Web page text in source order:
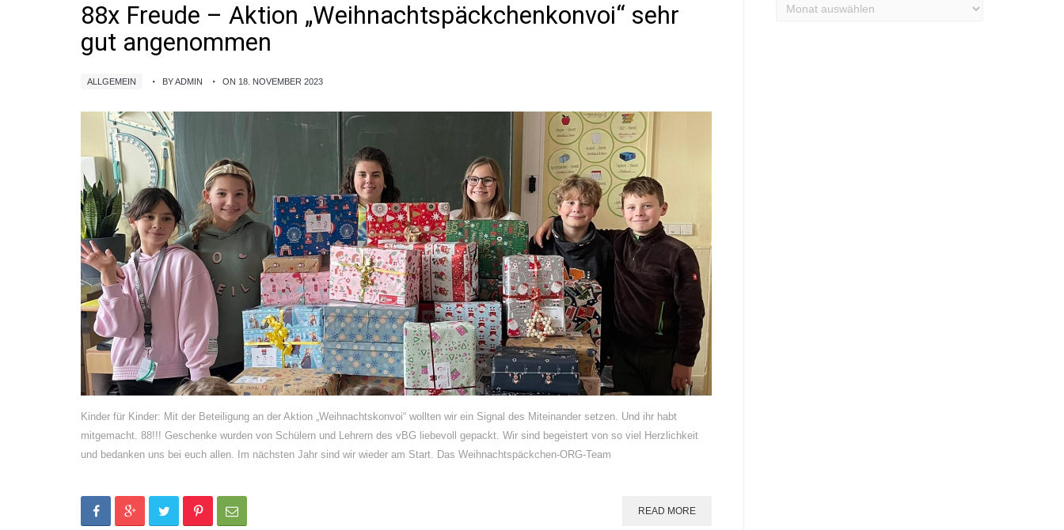
88x Freude – Aktion „Weihnachtspäckchenkonvoi“ sehr
gut angenommen
ALLGEMEIN BY ADMIN ON 18. NOVEMBER 2023
Kinder für Kinder: Mit der Beteiligung an der Aktion „Weihnachtskonvoi“ wollten wir ein Signal des Miteinander setzen. Und ihr habt
mitgemacht. 88!!! Geschenke wurden von Schülern und Lehrern des vBG liebevoll gepackt. Wir sind begeistert von so viel Herzlichkeit
und bedanken uns bei euch allen. Im nächsten Jahr sind wir wieder am Start. Das Weihnachtspäckchen-ORG-Team
READ MORE
Archiv